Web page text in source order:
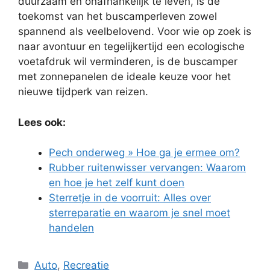
toekomst van het buscamperleven zowel
spannend als veelbelovend. Voor wie op zoek is
naar avontuur en tegelijkertijd een ecologische
voetafdruk wil verminderen, is de buscamper
met zonnepanelen de ideale keuze voor het
nieuwe tijdperk van reizen.
Lees ook:
Pech onderweg » Hoe ga je ermee om?
Rubber ruitenwisser vervangen: Waarom
en hoe je het zelf kunt doen
Sterretje in de voorruit: Alles over
sterreparatie en waarom je snel moet
handelen
Categorieën
Auto, Recreatie